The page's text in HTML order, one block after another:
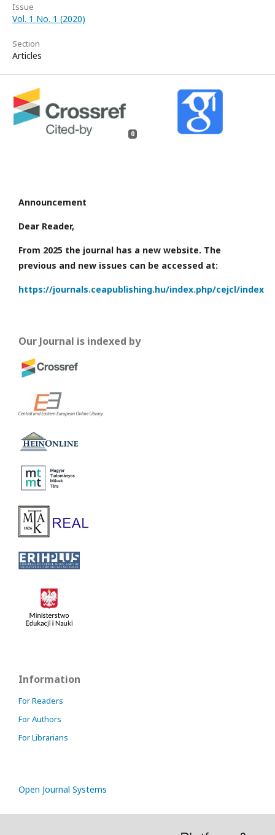
Issue
Vol. 1 No. 1 (2020)
Section
Articles
0
Announcement
Dear Reader,
From 2025 the journal has a new website. The
previous and new issues can be accessed at:
https://journals.ceapublishing.hu/index.php/cejcl/index
Our Journal is indexed by
Information
For Readers
For Authors
For Librarians
Open Journal Systems